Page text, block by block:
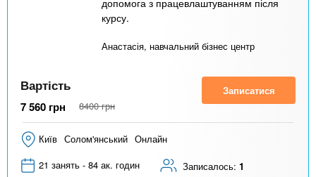
курсу.
Анастасія, навчальний бізнес центр
Вартість
7 560 грн 8400 грн
Записатися
Київ Солом'янський Онлайн
21 занять - 84 ак. годин
Записалось: 1